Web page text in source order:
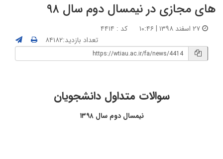
مجازی در نیمسال دوم سال ۹۸
کد : ۴۴۱۴
تعداد بازدید:۸۴۱۸۲
سوالات متداول دانشجویان
نیمسال دوم سال ۱۳۹۸